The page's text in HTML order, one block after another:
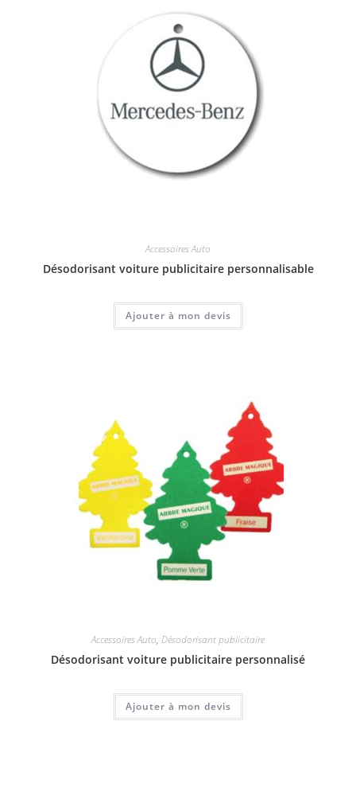
Accessoires Auto
Désodorisant voiture publicitaire personnalisable
Ajouter à mon devis
Accessoires Auto, Désodorisant publicitaire
Désodorisant voiture publicitaire personnalisé
Ajouter à mon devis